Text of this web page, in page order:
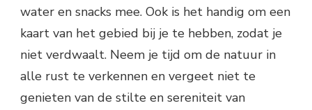
water en snacks mee. Ook is het handig om een
kaart van het gebied bij je te hebben, zodat je
niet verdwaalt. Neem je tijd om de natuur in
alle rust te verkennen en vergeet niet te
genieten van de stilte en sereniteit van